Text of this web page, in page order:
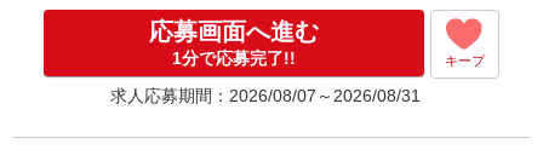
入社祝い金10万円支給(規定有)
お友達を紹介頂くと,
インセンティブ支給(規定有)
゜・。○。・゜+゜・。○。・゜+゜
応募画面へ進む
1分で応募完了!! キープ
求人応募期間：2026/08/07～2026/08/31